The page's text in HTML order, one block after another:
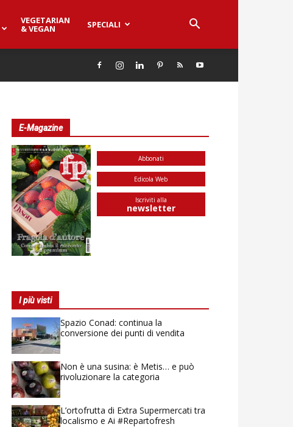
VEGETARIAN
& VEGAN SPECIALI
E-Magazine
Abbonati
Edicola Web
Iscriviti alla
newsletter
I più visti
Spazio Conad: continua la
conversione dei punti di vendita
Non è una susina: è Metis… e può
rivoluzionare la categoria
L’ortofrutta di Extra Supermercati tra
localismo e Ai #Repartofresh